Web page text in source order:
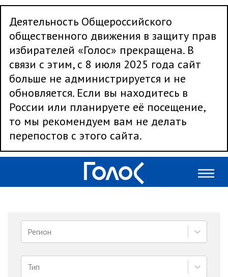
Деятельность Общероссийского
общественного движения в защиту прав
избирателей «Голос» прекращена. В
связи с этим, с 8 июля 2025 года сайт
больше не администрируется и не
обновляется. Если вы находитесь в
России или планируете её посещение,
то мы рекомендуем вам не делать
перепостов с этого сайта.
Регион
Тип